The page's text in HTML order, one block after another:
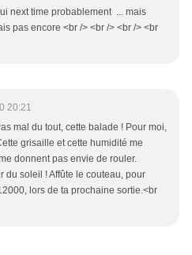
next time probablement ... mais
pas encore <br /> <br /> <br /> <br
20:21
mal du tout, cette balade ! Pour moi,
grisaille et cette humidité me
donnent pas envie de rouler.
du soleil ! Affûte le couteau, pour
lors de ta prochaine sortie.<br